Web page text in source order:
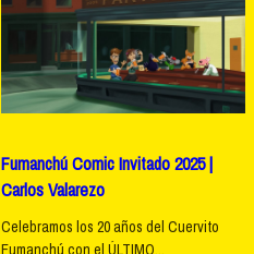
reader-
text">Page</span>
Fumanchú Comic Invitado 2025 |
Carlos Valarezo
Celebramos los 20 años del Cuervito
Fumanchú con el ÚLTIMO...